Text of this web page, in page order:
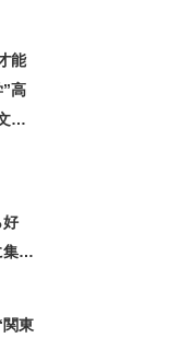
能
高
化
ま
東